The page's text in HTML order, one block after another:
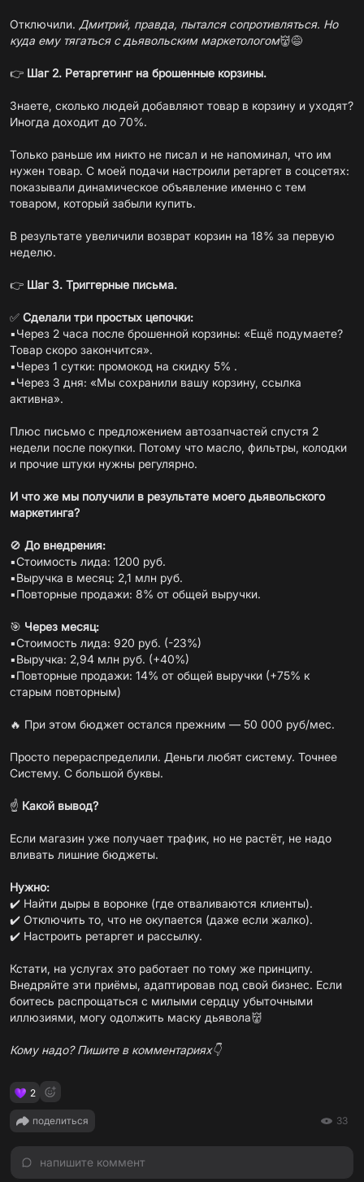
Отключили. Дмитрий, правда, пытался сопротивляться. Но
куда ему тягаться с дьявольским маркетологом👹😅
👉 Шаг 2. Ретаргетинг на брошенные корзины.
Знаете, сколько людей добавляют товар в корзину и уходят?
Иногда доходит до 70%.
Только раньше им никто не писал и не напоминал, что им
нужен товар. С моей подачи настроили ретаргет в соцсетях:
показывали динамическое объявление именно с тем
товаром, который забыли купить.
В результате увеличили возврат корзин на 18% за первую
неделю.
👉 Шаг 3. Триггерные письма.
✅ Сделали три простых цепочки:
▪️Через 2 часа после брошенной корзины: «Ещё подумаете?
Товар скоро закончится».
▪️Через 1 сутки: промокод на скидку 5% .
▪️Через 3 дня: «Мы сохранили вашу корзину, ссылка
активна».
Плюс письмо с предложением автозапчастей спустя 2
недели после покупки. Потому что масло, фильтры, колодки
и прочие штуки нужны регулярно.
И что же мы получили в результате моего дьявольского
маркетинга?
🚫 До внедрения:
▪️Стоимость лида: 1200 руб.
▪️Выручка в месяц: 2,1 млн руб.
▪️Повторные продажи: 8% от общей выручки.
🎯 Через месяц:
▪️Стоимость лида: 920 руб. (-23%)
▪️Выручка: 2,94 млн руб. (+40%)
▪️Повторные продажи: 14% от общей выручки (+75% к
старым повторным)
🔥 При этом бюджет остался прежним — 50 000 руб/мес.
Просто перераспределили. Деньги любят систему. Точнее
Систему. С большой буквы.
☝️ Какой вывод?
Если магазин уже получает трафик, но не растёт, не надо
вливать лишние бюджеты.
Нужно:
✔️ Найти дыры в воронке (где отваливаются клиенты).
✔️ Отключить то, что не окупается (даже если жалко).
✔️ Настроить ретаргет и рассылку.
Кстати, на услугах это работает по тому же принципу.
Внедряйте эти приёмы, адаптировав под свой бизнес. Если
боитесь распрощаться с милыми сердцу убыточными
иллюзиями, могу одолжить маску дьявола👹
Кому надо? Пишите в комментариях👇
2
поделиться 33
напишите коммент